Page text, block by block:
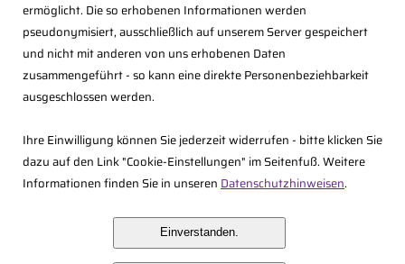
ermöglicht. Die so erhobenen Informationen werden
pseudonymisiert, ausschließlich auf unserem Server gespeichert
und nicht mit anderen von uns erhobenen Daten
zusammengeführt - so kann eine direkte Personenbeziehbarkeit
ausgeschlossen werden.
Ihre Einwilligung können Sie jederzeit widerrufen - bitte klicken Sie
dazu auf den Link "Cookie-Einstellungen" im Seitenfuß. Weitere
Informationen finden Sie in unseren Datenschutzhinweisen.
Einverstanden.
Die Anmeldung ist nicht mehr möglich, weil die Frist
abgelaufen ist.
Fachberaterkonzept
Veranstaltungen